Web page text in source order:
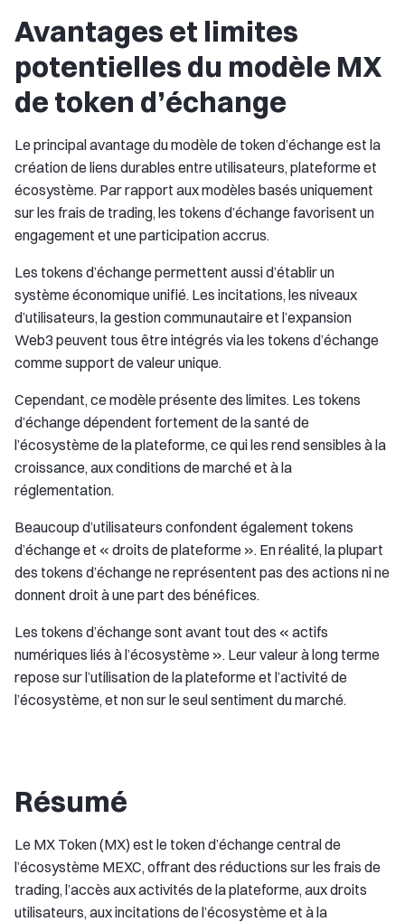
Avantages et limites
potentielles du modèle MX
de token d’échange
Le principal avantage du modèle de token d’échange est la
création de liens durables entre utilisateurs, plateforme et
écosystème. Par rapport aux modèles basés uniquement
sur les frais de trading, les tokens d’échange favorisent un
engagement et une participation accrus.
Les tokens d’échange permettent aussi d’établir un
système économique unifié. Les incitations, les niveaux
d’utilisateurs, la gestion communautaire et l’expansion
Web3 peuvent tous être intégrés via les tokens d’échange
comme support de valeur unique.
Cependant, ce modèle présente des limites. Les tokens
d’échange dépendent fortement de la santé de
l’écosystème de la plateforme, ce qui les rend sensibles à la
croissance, aux conditions de marché et à la
réglementation.
Beaucoup d’utilisateurs confondent également tokens
d’échange et « droits de plateforme ». En réalité, la plupart
des tokens d’échange ne représentent pas des actions ni ne
donnent droit à une part des bénéfices.
Les tokens d’échange sont avant tout des « actifs
numériques liés à l’écosystème ». Leur valeur à long terme
repose sur l’utilisation de la plateforme et l’activité de
l’écosystème, et non sur le seul sentiment du marché.
Résumé
Le MX Token (MX) est le token d’échange central de
l’écosystème MEXC, offrant des réductions sur les frais de
trading, l’accès aux activités de la plateforme, aux droits
utilisateurs, aux incitations de l’écosystème et à la